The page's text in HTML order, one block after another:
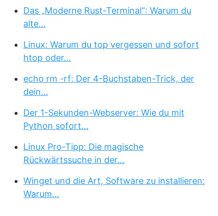
Das „Moderne Rust-Terminal“: Warum du
alte…
Linux: Warum du top vergessen und sofort
htop oder…
echo rm -rf: Der 4-Buchstaben-Trick, der
dein…
Der 1-Sekunden-Webserver: Wie du mit
Python sofort…
Linux Pro-Tipp: Die magische
Rückwärtssuche in der…
Winget und die Art, Software zu installieren:
Warum…